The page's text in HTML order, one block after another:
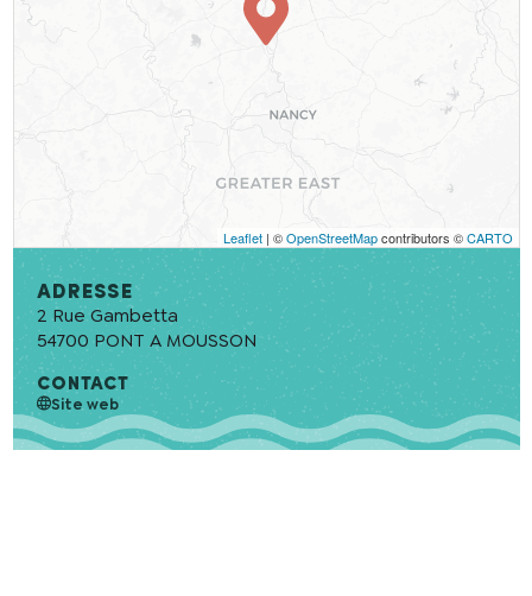
Leaflet| ©OpenStreetMapcontributors ©CARTO
Adresse
2 Rue Gambetta
54700 PONT A MOUSSON
CONTACT
Site web
En cochant cette case, j’accepte que les
informations saisies soient utilisées pour
permettre de me recontacter.